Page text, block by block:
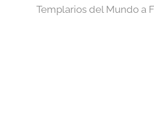
Templarios del Mundo a